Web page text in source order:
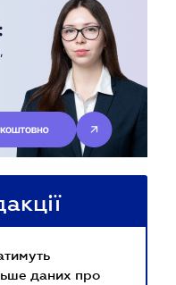
даних про